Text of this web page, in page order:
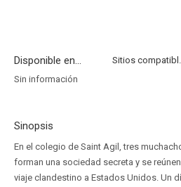
Disponible en...
Sin información
Sinopsis
En el colegio de Saint Agil, tres
forman una sociedad secreta y se
viaje clandestino a Estados Unidos. Un